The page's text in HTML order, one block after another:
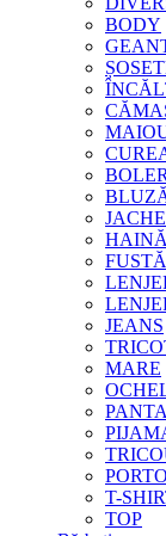
BODY
FUSTĂ
JEANS
MARE
T-
TOP